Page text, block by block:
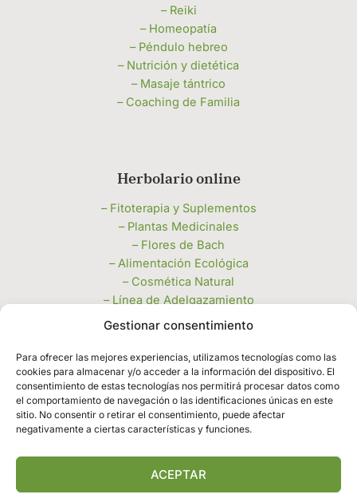
Gestionar consentimiento
Para ofrecer las mejores experiencias, utilizamos tecnologías como las
cookies para almacenar y/o acceder a la información del dispositivo. El
consentimiento de estas tecnologías nos permitirá procesar datos como
el comportamiento de navegación o las identificaciones únicas en este
sitio. No consentir o retirar el consentimiento, puede afectar
negativamente a ciertas características y funciones.
ACEPTAR
– Reiki
– Homeopatía
– Péndulo hebreo
– Nutrición y dietética
– Masaje tántrico
– Coaching de Familia
Herbolario online
– Fitoterapia y Suplementos
– Plantas Medicinales
– Flores de Bach
– Alimentación Ecológica
– Cosmética Natural
– Línea de Adelgazamiento
– Miel, Polen y Jaleas
– Piedras Naturales y Complementos
– Productos de limpieza a granel
Legales
– Política de privacidad
– Términos y condiciones